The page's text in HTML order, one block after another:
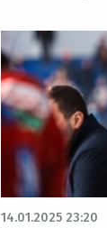
14.01.2025 23:20